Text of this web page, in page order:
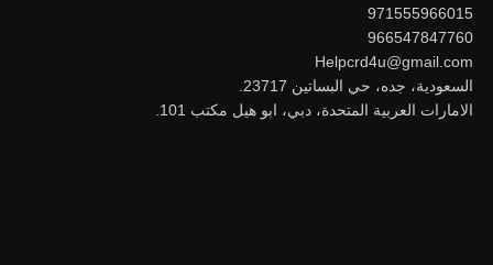
971555966015
966547847760
Helpcrd4u@gmail.com
السعودية، جده، حي البساتين 23717.
الامارات العربية المتحدة، دبي، ابو هيل مكتب 101.